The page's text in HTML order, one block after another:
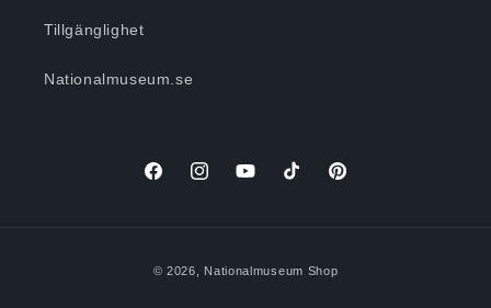
Tillgänglighet
Nationalmuseum.se
FacebookInstagramYouTubeTikTok Pinterest
© 2026, Nationalmuseum Shop